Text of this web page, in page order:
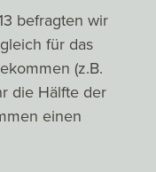
befragten wir
für das
(z.B.
die Hälfte der
einen